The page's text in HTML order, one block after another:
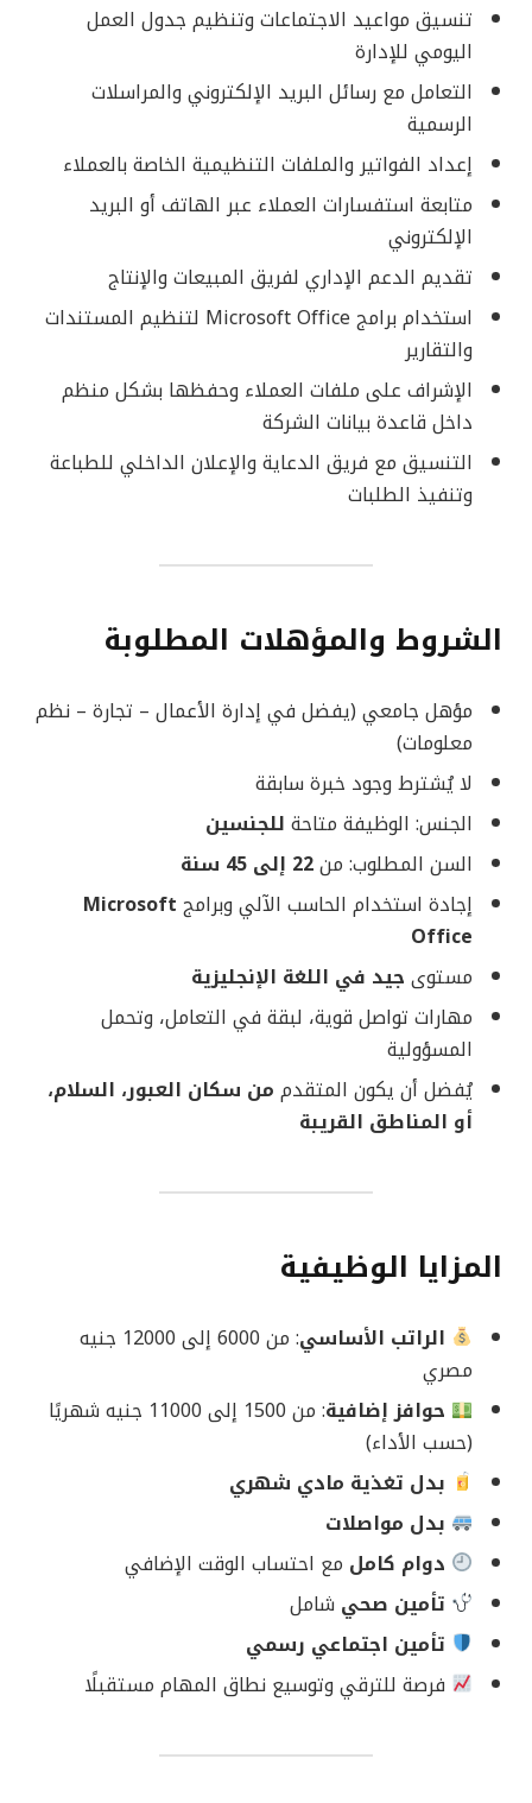
تنسيق مواعيد الاجتماعات وتنظيم جدول العمل
اليومي للإدارة
التعامل مع رسائل البريد الإلكتروني والمراسلات
الرسمية
إعداد الفواتير والملفات التنظيمية الخاصة بالعملاء
متابعة استفسارات العملاء عبر الهاتف أو البريد
الإلكتروني
تقديم الدعم الإداري لفريق المبيعات والإنتاج
استخدام برامج Microsoft Office لتنظيم المستندات
والتقارير
الإشراف على ملفات العملاء وحفظها بشكل منظم
داخل قاعدة بيانات الشركة
التنسيق مع فريق الدعاية والإعلان الداخلي للطباعة
وتنفيذ الطلبات
الشروط والمؤهلات المطلوبة
مؤهل جامعي (يفضل في إدارة الأعمال – تجارة – نظم
معلومات)
لا يُشترط وجود خبرة سابقة
الجنس: الوظيفة متاحة للجنسين
السن المطلوب: من22 إلى 45 سنة
إجادة استخدام الحاسب الآلي وبرامج Microsoft
Office
مستوى جيد في اللغة الإنجليزية
مهارات تواصل قوية، لبقة في التعامل، وتحمل
المسؤولية
يُفضل أن يكون المتقدم من سكان العبور، السلام،
أو المناطق القريبة
المزايا الوظيفية
الراتب الأساسي
: من 6000 إلى 12000 جنيه
مصري
حوافز إضافية
: من 1500 إلى 11000 جنيه شهريًا
(حسب الأداء)
بدل تغذية مادي شهري
بدل مواصلات
دوام كامل مع احتساب الوقت الإضافي
تأمين صحي شامل
تأمين اجتماعي رسمي
فرصة للترقي وتوسيع نطاق المهام مستقبلًا